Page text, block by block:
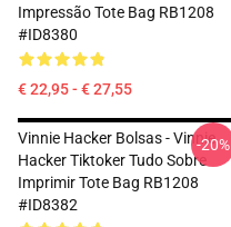
Impressão Tote Bag RB1208
#ID8380
€ 22,95 - € 27,55
Vinnie Hacker Bolsas - Vinnie
Hacker Tiktoker Tudo Sobre
Imprimir Tote Bag RB1208
#ID8382
-20%